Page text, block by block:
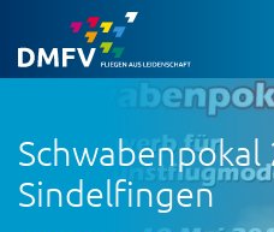
Schwabenpokal
Sindelfingen